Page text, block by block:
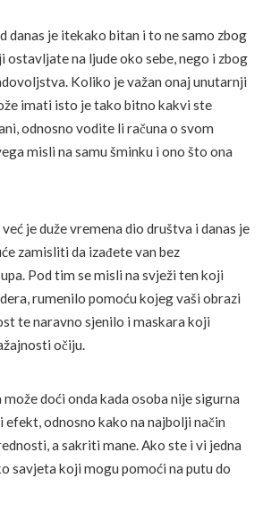
danas je itekako bitan i to ne samo zbog
na ljude oko sebe, nego i zbog
Koliko je važan onaj unutarnji
imati isto je tako bitno kakvi ste
odnosno vodite li računa o svom
misli na samu šminku i ono što ona
je duže vremena dio društva i danas je
zamisliti da izađete van bez
Pod tim se misli na svježi ten koji
rumenilo pomoću kojeg vaši obrazi
te naravno sjenilo i maskara koji
očiju.
doći onda kada osoba nije sigurna
odnosno kako na najbolji način
a sakriti mane. Ako ste i vi jedna
savjeta koji mogu pomoći na putu do